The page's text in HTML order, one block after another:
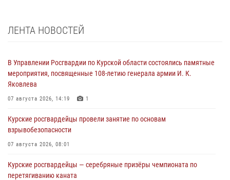
ЛЕНТА НОВОСТЕЙ
В Управлении Росгвардии по Курской области состоялись памятные
мероприятия, посвященные 108-летию генерала армии И. К.
Яковлева
07 августа 2026, 14:19 1
Курские росгвардейцы провели занятие по основам
взрывобезопасности
07 августа 2026, 08:01
Курские росгвардейцы — серебряные призёры чемпионата по
перетягиванию каната